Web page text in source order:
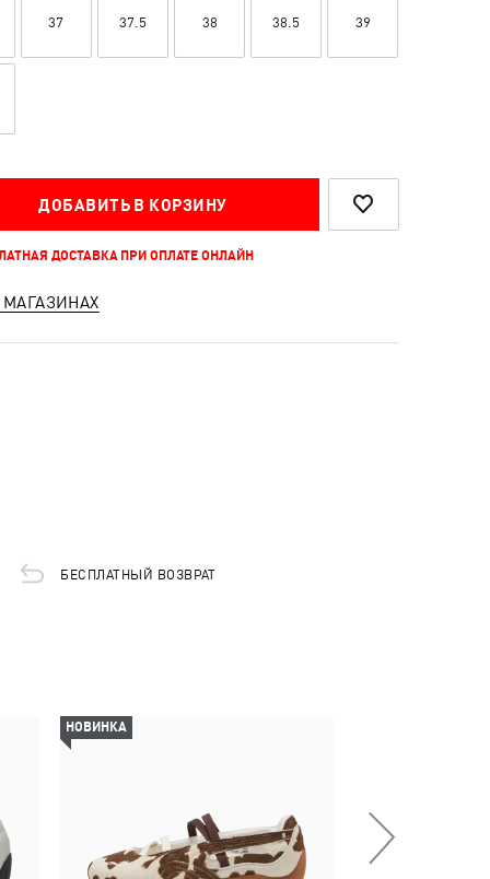
37 37.5 38 38.5 39
ДОБАВИТЬ В КОРЗИНУ
ДОСТАВКА ПРИ ОПЛАТЕ ОНЛАЙН
БЕСПЛАТНЫЙ ВОЗВРАТ
НОВИНКА